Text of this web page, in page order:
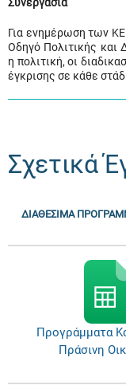
Για ενημέρωση των
Οδηγό Πολιτικής και
η πολιτική, οι
έγκρισης σε κάθε
Σχετικά
ΔΙΑΘΕΣΙΜΑ
Προγράμματα
Πράσινη